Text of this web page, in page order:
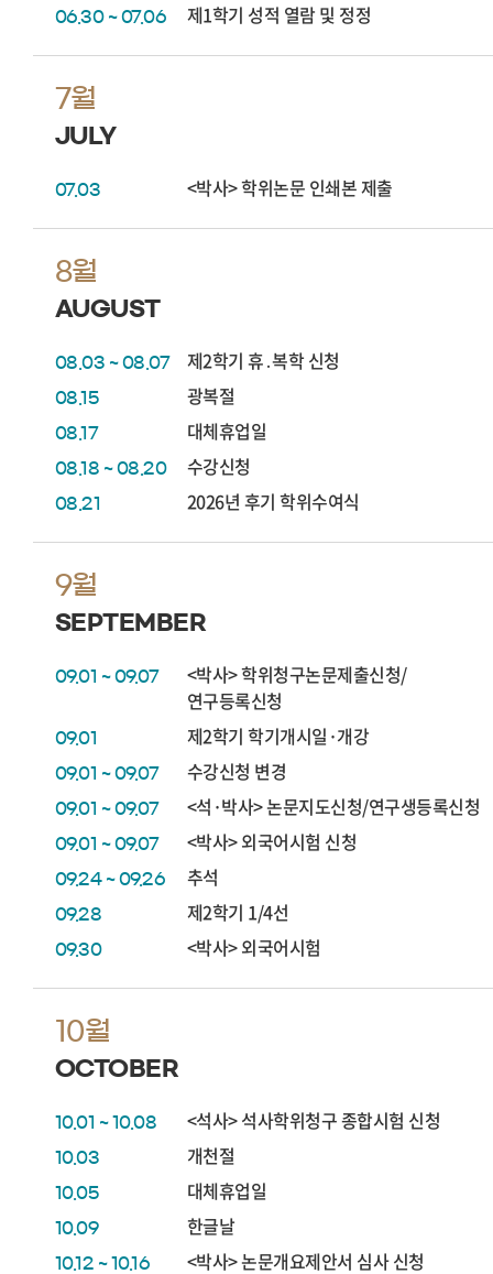
06.30 ~ 07.06 제1학기 성적 열람 및 정정
7월
JULY
07.03 <박사> 학위논문 인쇄본 제출
8월
AUGUST
08.03 ~ 08.07 제2학기 휴․복학 신청
08.15 광복절
08.17 대체휴업일
08.18 ~ 08.20 수강신청
08.21 2026년 후기 학위수여식
9월
SEPTEMBER
09.01 ~ 09.07
<박사> 학위청구논문제출신청/
연구등록신청
09.01 제2학기 학기개시일·개강
09.01 ~ 09.07 수강신청 변경
09.01 ~ 09.07 <석·박사> 논문지도신청/연구생등록신청
09.01 ~ 09.07 <박사> 외국어시험 신청
09.24 ~ 09.26 추석
09.28 제2학기 1/4선
09.30 <박사> 외국어시험
10월
OCTOBER
10.01 ~ 10.08 <석사> 석사학위청구 종합시험 신청
10.03 개천절
10.05 대체휴업일
10.09 한글날
10.12 ~ 10.16 <박사> 논문개요제안서 심사 신청